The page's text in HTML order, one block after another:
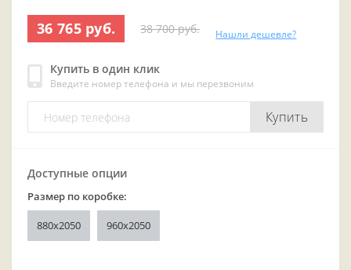
36 765 руб. 38 700 руб. Нашли дешевле?
Купить в один клик
Введите номер телефона и мы перезвоним
Купить
Доступные опции
Размер по коробке:
880x2050 960x2050